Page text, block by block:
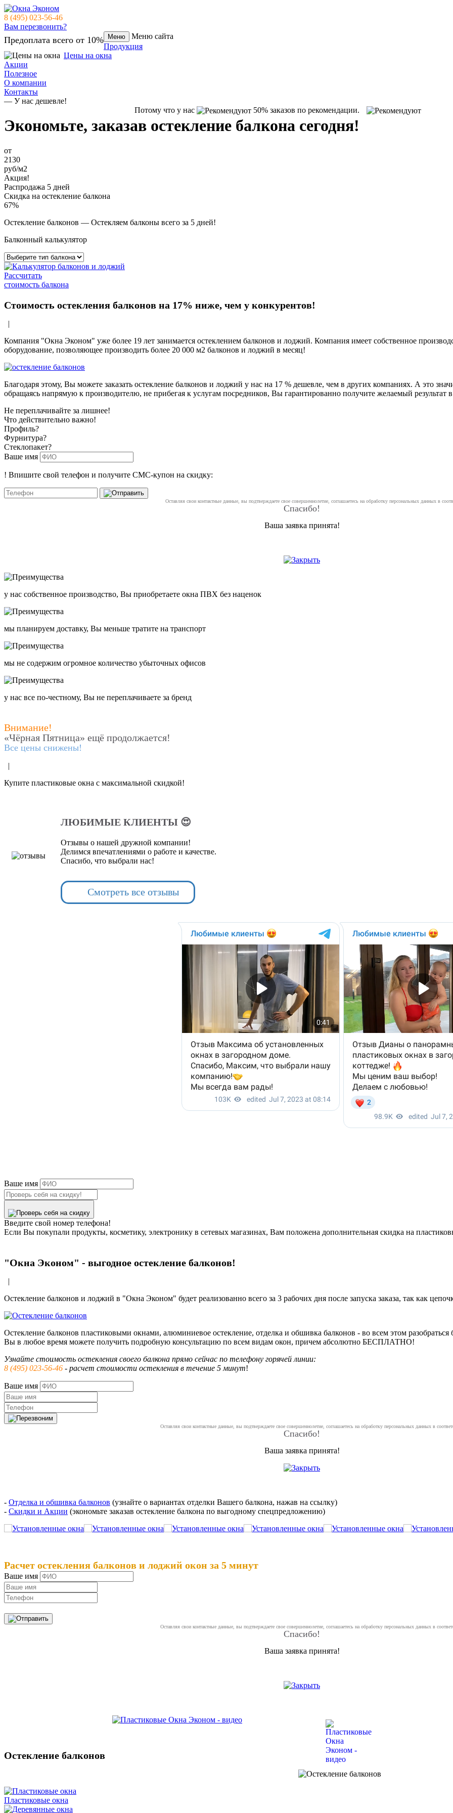
8 (495) 023-56-46
Вам перезвонить?
Предоплата всего от 10% Меню
Меню сайта
Продукция
Цены на окна
Акции
Полезное
О компании
Контакты
— У нас дешевле!
Потому что у нас
50% заказов по рекомендации.
Экономьте, заказав остекление балкона сегодня!
от
2130
руб/м2
Акция!
Распродажа 5 дней
Скидка на остекление балкона
67%
Остекление балконов — Остекляем балконы всего за 5 дней!
Балконный калькулятор
Рассчитать
стоимость балкона
Стоимость остекления балконов на 17% ниже, чем у конкурентов!
|
Компания "Окна Эконом" уже более 19 лет занимается остеклением балконов и лоджий. Компания имеет собственное
оборудование, позволяющее производить более 20 000 м2 балконов и лоджий в месяц!
Благодаря этому, Вы можете заказать остекление балконов и лоджий у нас на 17 % дешевле, чем в других компаниях. А это
обращаясь напрямую к производителю, не прибегая к услугам посредников, Вы гарантированно получите желаемый результат
Не переплачивайте за лишнее!
Что действительно важно!
Профиль?
Фурнитура?
Стеклопакет?
Ваше имя
! Впишите свой телефон и получите СМС-купон на скидку:
Оставляя свои контактные данные, вы подтверждаете свое совершеннолетие, соглашаетесь на обработку персональных данных в
Спасибо!
Ваша заявка принята!
у нас собственное производство, Вы приобретаете окна ПВХ без наценок
мы планируем доставку, Вы меньше тратите на транспорт
мы не содержим огромное количество убыточных офисов
у нас все по-честному, Вы не переплачиваете за бренд
Внимание!
«Чёрная Пятница» ещё продолжается!
Все цены снижены!
|
Купите пластиковые окна с максимальной скидкой!
ЛЮБИМЫЕ КЛИЕНТЫ 😍
Отзывы о нашей дружной компании!
Делимся впечатлениями о работе и качестве.
Спасибо, что выбрали нас!
Смотреть все отзывы
Ваше имя
Введите свой номер телефона!
Если Вы покупали продукты, косметику, электронику в сетевых магазинах, Вам положена дополнительная скидка на
"Окна Эконом" - выгодное остекление балконов!
Остекление балконов и лоджий в "Окна Эконом" будет реализованно всего за 3 рабочих дня после запуска заказа, так как
Остекление балконов пластиковыми окнами, алюминиевое остекление, отделка и обшивка балконов - во всем этом
Вы в любое время можете получить подробную консультацию по всем видам окон, причем абсолютно БЕСПЛАТНО!
Узнайте стоимость остекления своего балкона прямо сейчас по телефону горячей линии:
8 (495) 023-56-46 - расчет стоимости остекления в течение 5 минут!
Ваше имя
Оставляя свои контактные данные, вы подтверждаете свое совершеннолетие, соглашаетесь на обработку персональных данных в
Спасибо!
Ваша заявка принята!
- Отделка и обшивка балконов (узнайте о вариантах отделки Вашего балкона, нажав на ссылку)
- Скидки и Акции (экономьте заказав остекление балкона по выгодному спецпредложению)
Расчет остекления балконов и лоджий окон за 5 минут
Ваше имя
Оставляя свои контактные данные, вы подтверждаете свое совершеннолетие, соглашаетесь на обработку персональных данных в
Спасибо!
Ваша заявка принята!
Остекление балконов
Пластиковые окна